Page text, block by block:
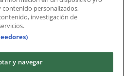
contenido personalizados,
investigación de
y navegar